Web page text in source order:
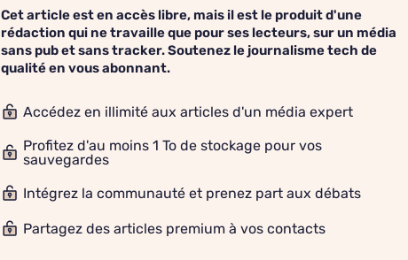
Cet article est en accès libre, mais il est le produit d'une
rédaction qui ne travaille que pour ses lecteurs, sur un média
sans pub et sans tracker. Soutenez le journalisme tech de
qualité en vous abonnant.
Accédez en illimité aux articles d'un média expert
Profitez d'au moins 1 To de stockage pour vos
sauvegardes
Intégrez la communauté et prenez part aux débats
Partagez des articles premium à vos contacts